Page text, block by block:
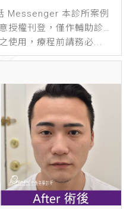
Messenger 本診所案例
授權刊登，僅作輔助診療
使用，療程前請務必...